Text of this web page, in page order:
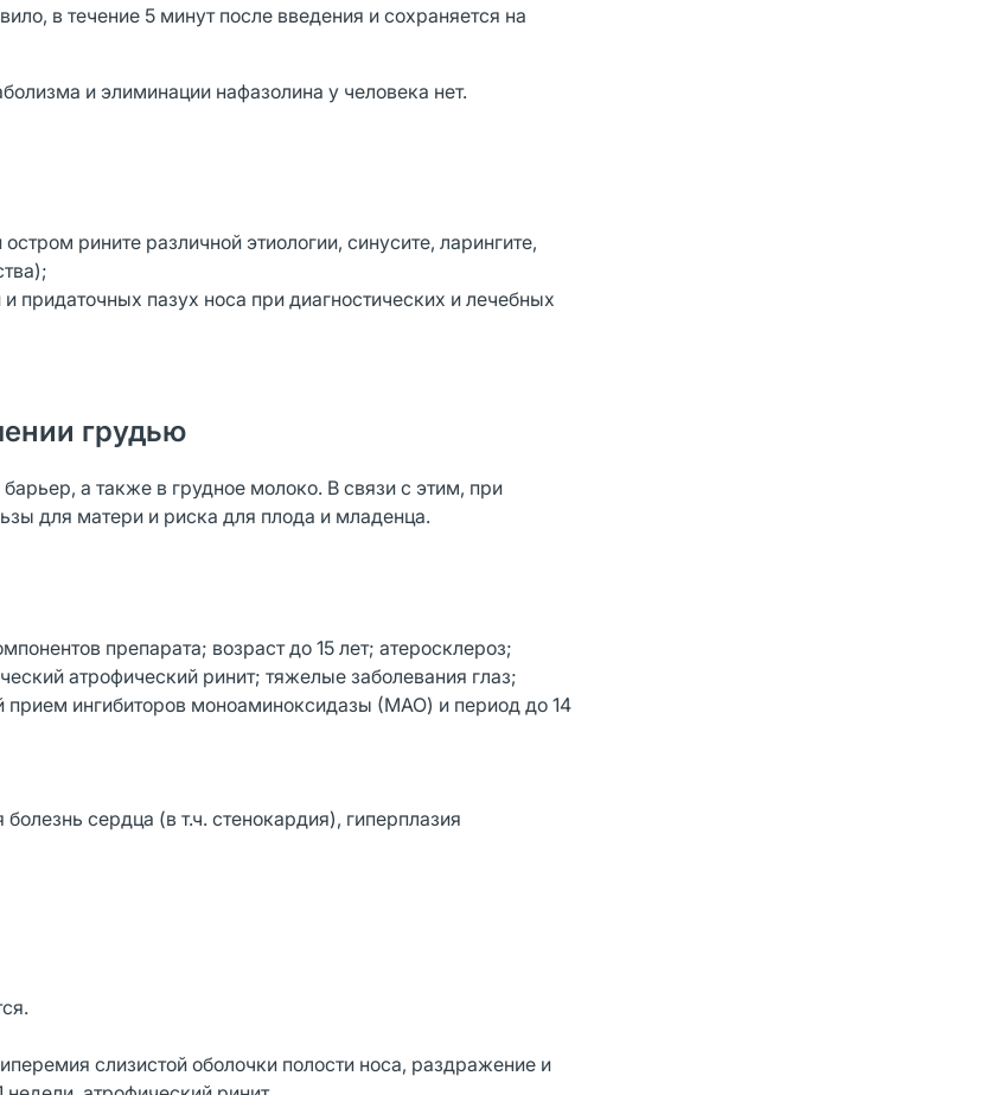
в течение 5 минут после введения и сохраняется на
и элиминации нафазолина у человека нет.
рините различной этиологии, синусите, ларингите,
придаточных пазух носа при диагностических и лечебных
грудью
а также в грудное молоко. В связи с этим, при
для матери и риска для плода и младенца.
препарата; возраст до 15 лет; атеросклероз;
атрофический ринит; тяжелые заболевания глаз;
ингибиторов моноаминоксидазы (МАО) и период до 14
сердца (в т.ч. стенокардия), гиперплазия
слизистой оболочки полости носа, раздражение и